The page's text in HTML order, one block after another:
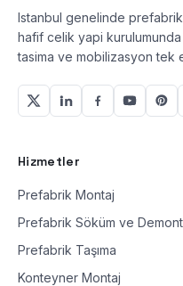
Istanbul genelinde
hafif celik yapi kurulumunda
tasima ve mobilizasyon tek
Hizmetler
Prefabrik Montaj
Prefabrik Söküm ve
Prefabrik Taşıma
Konteyner Montaj